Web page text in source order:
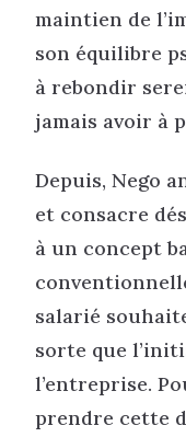
maintien de
son équilibre
à rebondir
jamais avoir à
Depuis, Nego
et consacre
à un concept
salarié
sorte que
l’entreprise.
prendre cette